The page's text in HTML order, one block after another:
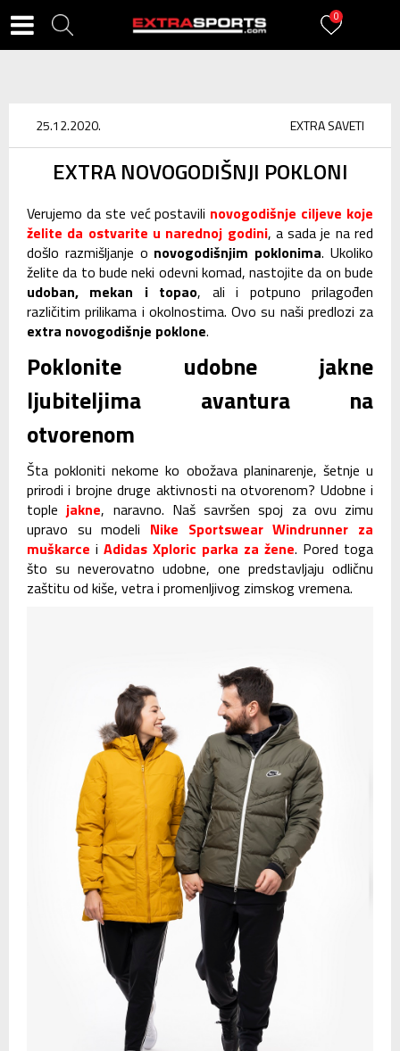
0
EXTRA SAVETI
25.12.2020.
EXTRA NOVOGODIŠNJI POKLONI
Verujemo da ste već postavili novogodišnje ciljeve koje
želite da ostvarite u narednoj godini, a sada je na red
došlo razmišljanje o novogodišnjim poklonima. Ukoliko
želite da to bude neki odevni komad, nastojite da on bude
udoban, mekan i topao, ali i potpuno prilagođen
različitim prilikama i okolnostima. Ovo su naši predlozi za
extra novogodišnje poklone.
Poklonite udobne jakne
ljubiteljima avantura na
otvorenom
Šta pokloniti nekome ko obožava planinarenje, šetnje u
prirodi i brojne druge aktivnosti na otvorenom? Udobne i
toplejakne, naravno. Naš savršen spoj za ovu zimu
upravo su modeli Nike Sportswear Windrunner za
muškarce i Adidas Xploric parka za žene. Pored toga
što su neverovatno udobne, one predstavljaju odličnu
zaštitu od kiše, vetra i promenljivog zimskog vremena.